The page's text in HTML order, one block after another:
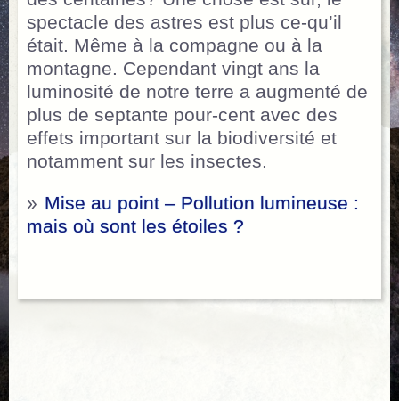
spectacle des astres est plus ce-qu’il
était. Même à la compagne ou à la
montagne. Cependant vingt ans la
luminosité de notre terre a augmenté de
plus de septante pour-cent avec des
effets important sur la biodiversité et
notamment sur les insectes.
» Mise au point – Pollution lumineuse :
mais où sont les étoiles ?